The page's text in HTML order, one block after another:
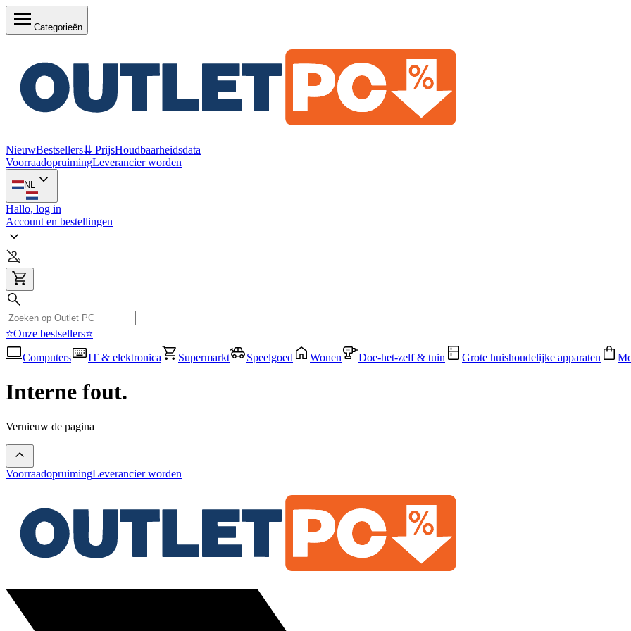
Categorieën
NieuwBestsellers⇊ PrijsHoudbaarheidsdata
VoorraadopruimingLeverancier worden
NL
Hallo, log in
Account en bestellingen
⭐Onze bestsellers⭐
Computers
IT & elektronica Supermarkt Speelgoed Wonen Doe-het-zelf & tuin Grote huishoudelijke apparaten
Interne fout.
Vernieuw de pagina
VoorraadopruimingLeverancier worden